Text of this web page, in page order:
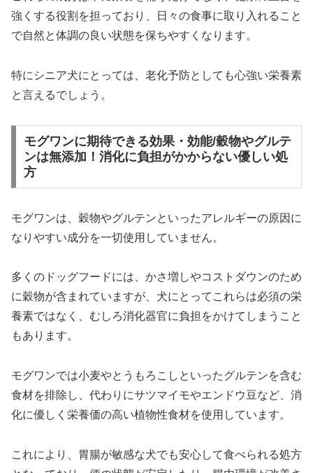
強くする役割を担っており、日々の食事に取り入れること
で自然と体調の良い状態を保ちやすくなります。
特にシニア犬にとっては、老化予防としても心強い栄養素
と言えるでしょう。
モグワンに期待できる効果・効能/穀物やグルテ
ンは無添加！消化に負担がかからない優しい処
方
モグワンは、穀物やグルテンといったアレルギーの原因に
なりやすい成分を一切使用していません。
多くのドッグフードには、かさ増しやコストダウンのため
に穀物が含まれていますが、犬にとってこれらは必須の栄
養素ではなく、むしろ消化器官に負担をかけてしまうこと
もあります。
モグワンでは小麦やとうもろこしといったグルテンを含む
食材を排除し、代わりにサツマイモやエンドウ豆など、消
化に優しく栄養価の高い植物性食材を使用しています。
これにより、胃腸が敏感な犬でも安心して食べられる処方